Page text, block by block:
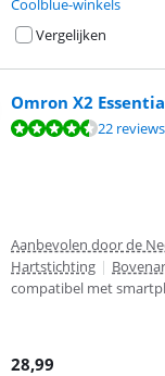
Coolblue-winkels
Vergelijken
Omron X2
10, gebaseerd op 2222 reviews
Aanbevolen door de
Hartstichting |
compatibel met
28,99